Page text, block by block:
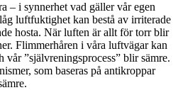
– i synnerhet vad gäller vår egen
luftfuktighet kan bestå av irriterade
hosta. När luften är allt för torr blir
Flimmerhåren i våra luftvägar kan
vår ”självreningsprocess” blir sämre.
som baseras på antikroppar